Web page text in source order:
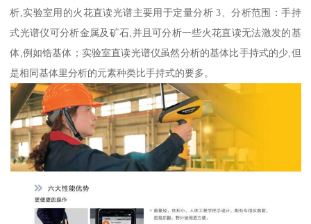
析,实验室用的火花直读光谱主要用于定量分析 3、分析范围：手持
式光谱仪可分析金属及矿石,并且可分析一些火花直读无法激发的基
体,例如锆基体；实验室直读光谱仪虽然分析的基体比手持式的少,但
是相同基体里分析的元素种类比手持式的要多。